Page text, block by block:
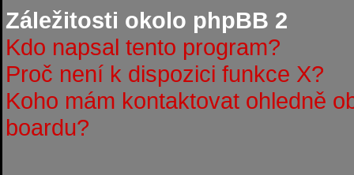
Záležitosti okolo phpBB 2
Kdo napsal tento program?
Proč není k dispozici funkce X?
Koho mám kontaktovat ohledně
boardu?